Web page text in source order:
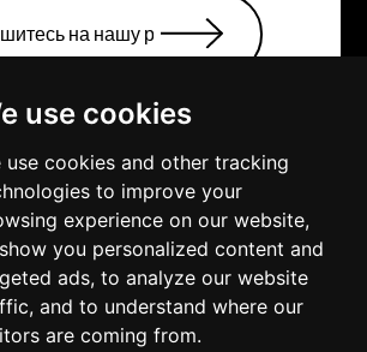
use cookies
use cookies and other tracking
to improve your
experience on our website,
you personalized content and
ads, to analyze our website
and to understand where our
are coming from.
Agency &
Developing , Investment and
Consulting company
- 2025. All rights reserved